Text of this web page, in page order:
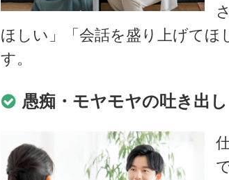
ほしい」「会話を盛り上げて
す。
愚痴・モヤモヤの吐き出し